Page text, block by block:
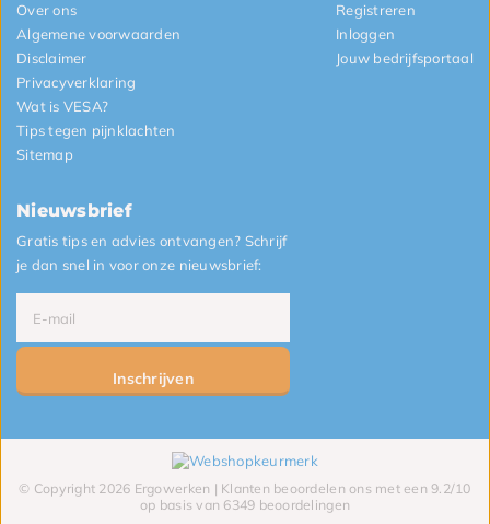
Over ons
Algemene voorwaarden
Disclaimer
Privacyverklaring
Wat is VESA?
Tips tegen pijnklachten
Sitemap
Registreren
Inloggen
Jouw bedrijfsportaal
Nieuwsbrief
Gratis tips en advies ontvangen? Schrijf
je dan snel in voor onze nieuwsbrief:
Inschrijven
© Copyright 2026 Ergowerken | Klanten beoordelen ons met een 9.2/10
op basis van 6349 beoordelingen